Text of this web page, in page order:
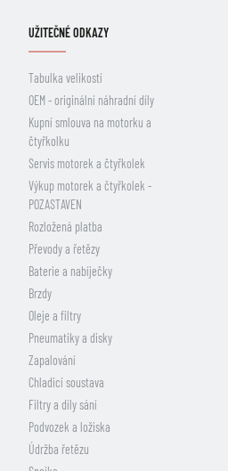
UŽITEČNÉ ODKAZY
Tabulka velikostí
OEM - originální náhradní díly
Kupní smlouva na motorku a
čtyřkolku
Servis motorek a čtyřkolek
Výkup motorek a čtyřkolek -
POZASTAVEN
Rozložená platba
Převody a řetězy
Baterie a nabíječky
Brzdy
Oleje a filtry
Pneumatiky a disky
Zapalování
Chladicí soustava
Filtry a díly sání
Podvozek a ložiska
Údržba řetězu